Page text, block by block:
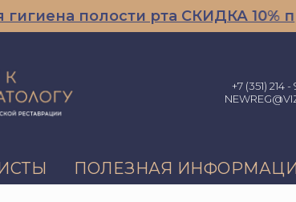
полости рта СКИДКА 10%
+7 (351) 214
ПОЛЕЗНАЯ